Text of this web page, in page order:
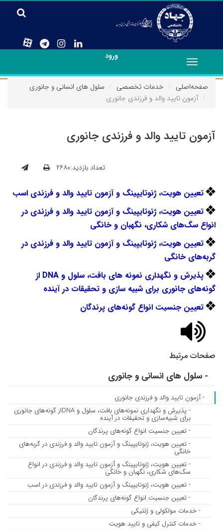
ورود
Toggle
navigation
صفحه‌اصلی
خدمات تخصصی
سلول های انسانی و جانوری
آزمون تایید والد و فرزندی جانوری
آزمون تایید والد و فرزندی جانوری
تعداد بازدید:۲۶۸۰
تعیین هویت، ژنوتایپینگ و آزمون تایید والد و فرزندی اسب
تعیین هویت، ژنوتایپینگ و آزمون تایید والد و فرزندی در
انواع سگ‌های شکاری، نگهبان و خانگی
تعیین هویت، ژنوتایپینگ و آزمون تایید والد و فرزندی در
گربه‌های خانگی
پذیرش و نگهداری نمونه های بافت، سلول و DNA از
گونه‌های جانوری برای شبیه سازی و تحقیقات در آینده
تعیین جنسیت انواع گونه‌های پرندگان
صفحات مرتبط
- سلول های انسانی و جانوری
- آزمون تایید والد و فرزندی جانوری
- پذیرش و نگهداری نمونه‌های بافت، سلول و DNAاز گونه‌های جانوری
برای شبیه‌سازی و تحقیقات در آینده
- تعیین جنسیت انواع گونه‌های پرندگان
- تعیین هویت، ژنوتایپینگ و آزمون تایید والد و فرزندی در گربه‌های
خانگی
- تعیین هویت، ژنوتایپینگ و آزمون تایید والد و فرزندی در انواع
سگ‌های شکاری، نگهبان و خانگی
- تعیین هویت، ژنوتایپینگ و آزمون تایید والد و فرزندی در اسب
- تعیین جنسیت انواع گونه‌های پرندگان
- خدمات مولکولی و ژنتیکی
- خدمات کنترل کیفی و تایید هویت